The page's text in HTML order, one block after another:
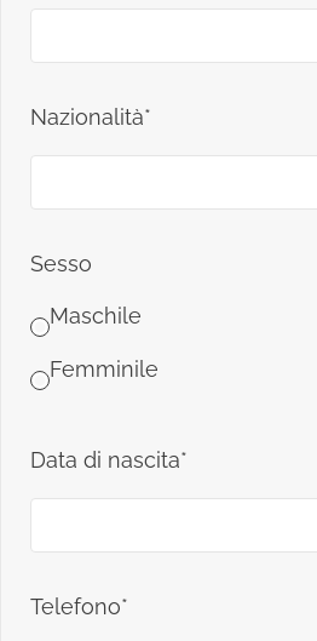
Nazionalità*
Sesso
Maschile
Femminile
Data di nascita*
Telefono*